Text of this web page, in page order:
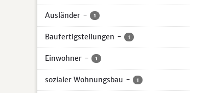
Ausländer - 1
Baufertigstellungen - 1
Einwohner - 1
sozialer Wohnungsbau - 1